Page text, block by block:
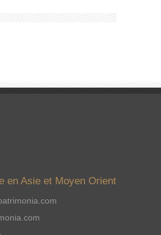
en Asie et Moyen Orient